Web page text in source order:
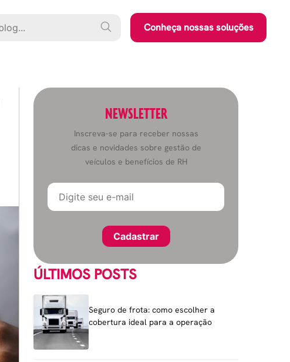
Conheça nossas soluções
NEWSLETTER
Inscreva-se para receber nossas
dicas e novidades sobre gestão de
veículos e benefícios de RH
ÚLTIMOS POSTS
Seguro de frota: como escolher a
cobertura ideal para a operação